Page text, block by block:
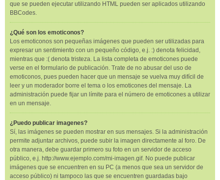
que se pueden ejecutar utilizando HTML pueden ser aplicados utilizando
BBCodes.
¿Qué son los emoticonos?
Los emoticonos son pequeñas imágenes que pueden ser utilizadas para
expresar un sentimiento con un pequeño código, e.j. :) denota felicidad,
mientras que :( denota tristeza. La lista completa de emoticones puede
verse en el formulario de publicación. Trate de no abusar del uso de
emoticonos, pues pueden hacer que un mensaje se vuelva muy difícil de
leer y un moderador borre el tema o los emoticones del mensaje. La
administración puede fijar un límite para el número de emoticones a utilizar
en un mensaje.
¿Puedo publicar imagenes?
Sí, las imágenes se pueden mostrar en sus mensajes. Si la administración
permite adjuntar archivos, puede subir la imagen directamente al foro. De
otra manera, debe guardar primero su foto en un servidor de acceso
público, e.j. http://www.ejemplo.com/mi-imagen.gif. No puede publicar
imágenes que se encuentren en su PC (a menos que sea un servidor de
acceso público) ni tampoco las que se encuentren guardadas bajo